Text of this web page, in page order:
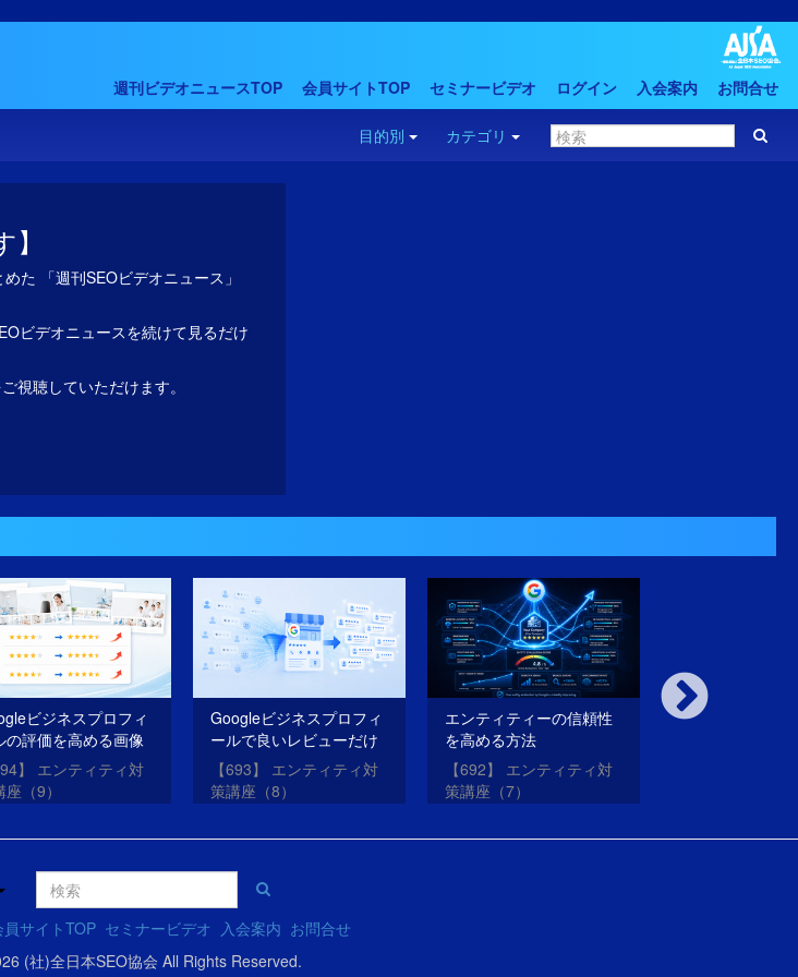
週刊ビデオニュースTOP 会員サイトTOP セミナービデオ ログイン 入会案内 お問合せ
目的別 カテゴリ
た 「週刊SEOビデオニュース」
ビデオニュースを続けて見るだけ
視聴していただけます。
ビジネスプロフィ
の評価を高める画像
稿する方法
】 エンティティ対
（9）
Googleビジネスプロフィ
ールで良いレビューだけ
を獲得する方法
【693】 エンティティ対
策講座（8）
エンティティーの信頼性
を高める方法
【692】 エンティティ対
策講座（7）
内部対策も外部
員サイトTOP セミナービデオ 入会案内 お問合せ
(社)全日本SEO協会 All Rights Reserved.